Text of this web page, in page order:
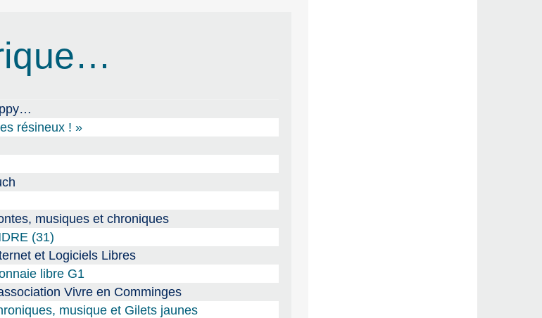
résineux ! »
musiques et chroniques
(31)
et Logiciels Libres
libre G1
Vivre en Comminges
musique et Gilets jaunes